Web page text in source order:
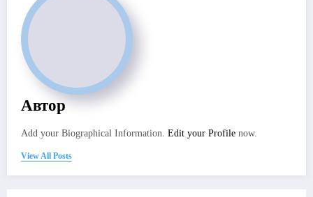
Автор
Add your Biographical Information. Edit your Profile now.
View All Posts